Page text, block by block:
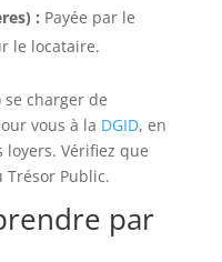
: Payée par le
le locataire.
se charger de
vous à la DGID, en
Vérifiez que
Trésor Public.
par